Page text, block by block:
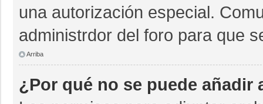
una autorización especial.
administrdor del foro para que
Arriba
¿Por qué no se puede